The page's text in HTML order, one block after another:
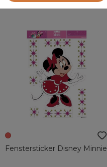
Fenstersticker Disney Minnie